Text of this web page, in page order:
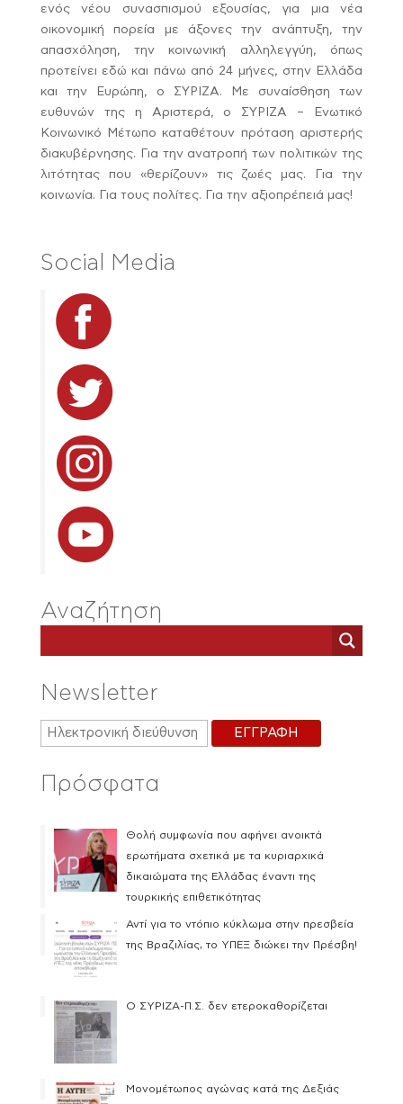
ενός νέου συνασπισμού εξουσίας, για μια νέα
οικονομική πορεία με άξονες την ανάπτυξη, την
απασχόληση, την κοινωνική αλληλεγγύη, όπως
προτείνει εδώ και πάνω από 24 μήνες, στην Ελλάδα
και την Ευρώπη, ο ΣΥΡΙΖΑ. Με συναίσθηση των
ευθυνών της η Αριστερά, ο ΣΥΡΙΖΑ – Ενωτικό
Κοινωνικό Μέτωπο καταθέτουν πρόταση αριστερής
διακυβέρνησης. Για την ανατροπή των πολιτικών της
λιτότητας που «θερίζουν» τις ζωές μας. Για την
κοινωνία. Για τους πολίτες. Για την αξιοπρέπειά μας!
Social Media
Αναζήτηση
Newsletter
Πρόσφατα
Θολή συμφωνία που αφήνει ανοικτά
ερωτήματα σχετικά με τα κυριαρχικά
δικαιώματα της Ελλάδας έναντι της
τουρκικής επιθετικότητας
Αντί για το ντόπιο κύκλωμα στην πρεσβεία
της Βραζιλίας, το ΥΠΕΞ διώκει την Πρέσβη!
Ο ΣΥΡΙΖΑ-Π.Σ. δεν ετεροκαθορίζεται
Μονομέτωπος αγώνας κατά της Δεξιάς